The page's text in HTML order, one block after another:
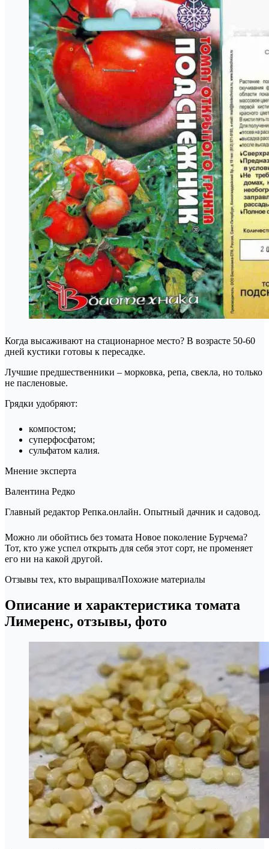
Когда высаживают на стационарное место? В возрасте 50-60
дней кустики готовы к пересадке.
Лучшие предшественники – морковка, репа, свекла, но только
не пасленовые.
Грядки удобряют:
компостом;
суперфосфатом;
сульфатом калия.
Мнение эксперта
Валентина Редко
Главный редактор Репка.онлайн. Опытный дачник и садовод.
Можно ли обойтись без томата Новое поколение Бурчема?
Тот, кто уже успел открыть для себя этот сорт, не променяет
его ни на какой другой.
Отзывы тех, кто выращивалПохожие материалы
Описание и характеристика томата
Лимеренс, отзывы, фото